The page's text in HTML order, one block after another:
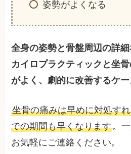
姿勢がよくなる
全身の姿勢と骨盤周辺の詳
カイロプラクティックと坐
がよく、劇的に改善するケ
坐骨の痛みは早めに対処す
での期間も早くなります。
お気軽にご連絡ください。